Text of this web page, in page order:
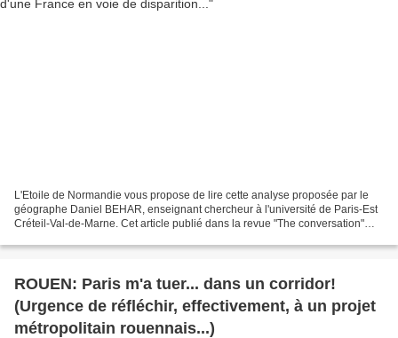
L'Etoile de Normandie vous propose de lire cette analyse proposée par le
géographe Daniel BEHAR, enseignant chercheur à l'université de Paris-Est
Créteil-Val-de-Marne. Cet article publié dans la revue "The conversation"
ROUEN: Paris m'a tuer... dans un corridor!
(Urgence de réfléchir, effectivement, à un projet
métropolitain rouennais...)